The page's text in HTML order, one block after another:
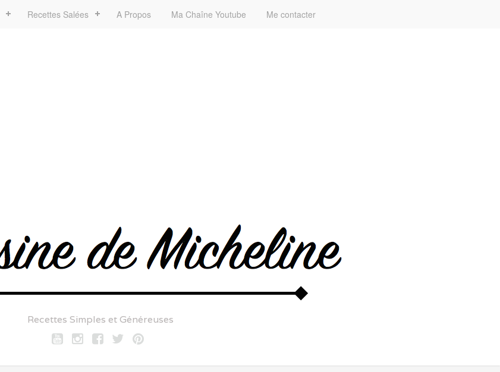
Recettes Salées A Propos Ma Chaîne Youtube Me contacter
Recettes Simples et Généreuses